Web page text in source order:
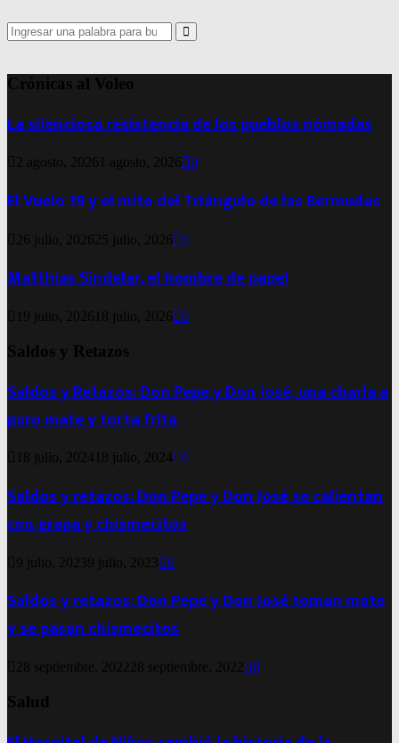
Search
for:
Search
Crónicas al Voleo
La silenciosa resistencia de los pueblos nómadas
2 agosto, 2026 1 agosto, 2026 0
El Vuelo 19 y el mito del Triángulo de las Bermudas
26 julio, 2026 25 julio, 2026 0
Matthias Sindelar, el hombre de papel
19 julio, 2026 18 julio, 2026 0
Saldos y Retazos
Saldos y Retazos: Don Pepe y Don José, una charla a
puro mate y torta frita
18 julio, 2024 18 julio, 2024 0
Saldos y retazos: Don Pepe y Don José se calientan
con grapa y chismecitos
9 julio, 20239 julio, 2023 0
Saldos y retazos: Don Pepe y Don José toman mate
y se pasan chismecitos
28 septiembre, 2022 28 septiembre, 2022 0
Salud